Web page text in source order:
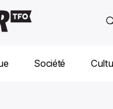
Société